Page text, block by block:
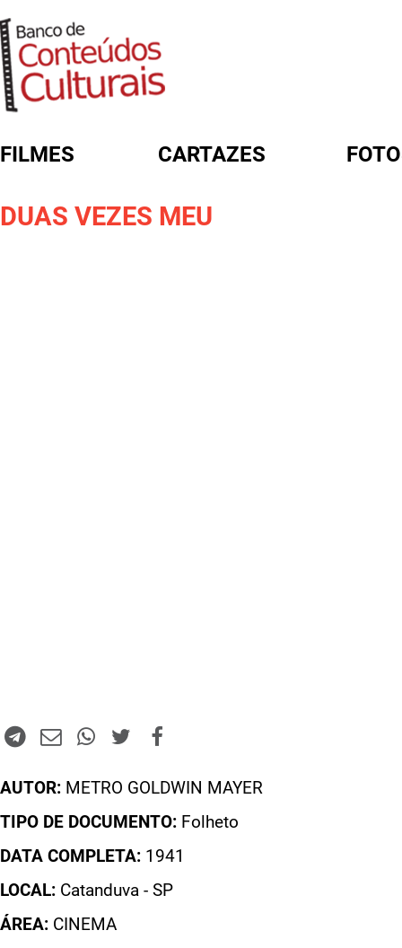
FILMES CARTAZES
DUAS VEZES MEU
AUTOR: METRO GOLDWIN MAYER
TIPO DE DOCUMENTO: Folheto
DATA COMPLETA: 1941
LOCAL: Catanduva - SP
ÁREA: CINEMA
FORMULÁRIO DE BUSCA